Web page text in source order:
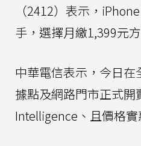
（2412）表示，
手，選擇月繳1,399元
中華電信表示，今日
據點及網路門市正式開
Intelligence、且價格實